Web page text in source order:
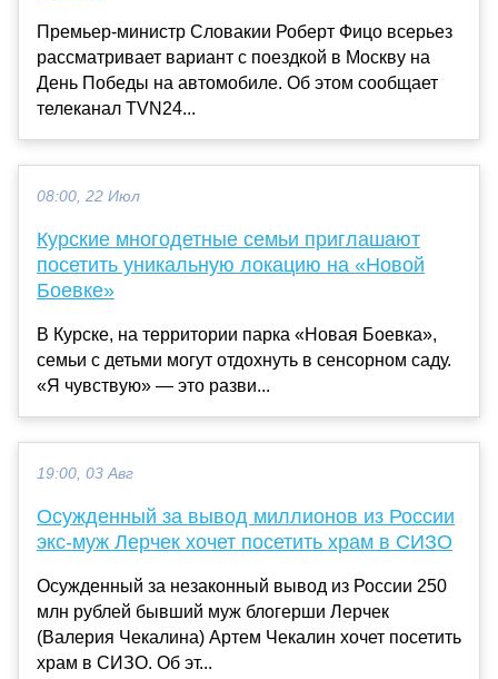
Премьер-министр Словакии Роберт Фицо всерьез
рассматривает вариант с поездкой в Москву на
День Победы на автомобиле. Об этом сообщает
телеканал TVN24...
08:00, 22 Июл
Курские многодетные семьи приглашают
посетить уникальную локацию на «Новой
Боевке»
В Курске, на территории парка «Новая Боевка»,
семьи с детьми могут отдохнуть в сенсорном саду.
«Я чувствую» — это разви...
19:00, 03 Авг
Осужденный за вывод миллионов из России
экс-муж Лерчек хочет посетить храм в СИЗО
Осужденный за незаконный вывод из России 250
млн рублей бывший муж блогерши Лерчек
(Валерия Чекалина) Артем Чекалин хочет посетить
храм в СИЗО. Об эт...